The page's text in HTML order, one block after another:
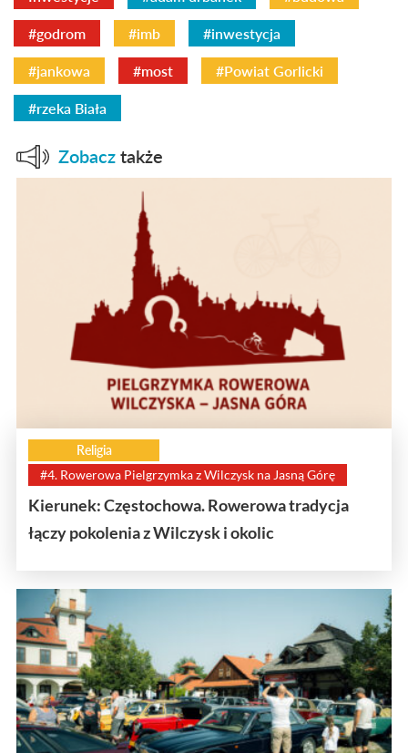
#godrom #imb #inwestycja
#jankowa #most #Powiat Gorlicki
#rzeka Biała
Zobacz także
Religia
#4. Rowerowa Pielgrzymka z Wilczysk na Jasną Górę
Kierunek: Częstochowa. Rowerowa tradycja
łączy pokolenia z Wilczysk i okolic